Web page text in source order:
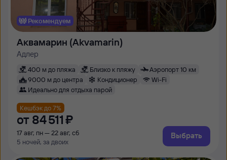
Рекомендуем
Аквамарин (Akvamarin)
Адлер
400 м до пляжа Близко к пляжу
Аэропорт 10 км
9000 м до центра
Кондиционер
Wi-Fi
Идеально для отдыха парой
Кешбэк до 7%
от 84 ⁠511 ⁠₽
17 авг, пн — 22 авг, сб
5 ночей, за двоих
Выбрать